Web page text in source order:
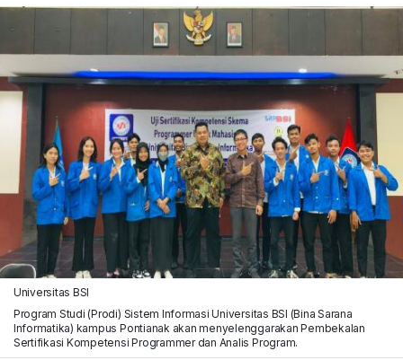
Universitas BSI
Program Studi (Prodi) Sistem Informasi Universitas BSI (Bina Sarana
Informatika) kampus Pontianak akan menyelenggarakan Pembekalan
Sertifikasi Kompetensi Programmer dan Analis Program.